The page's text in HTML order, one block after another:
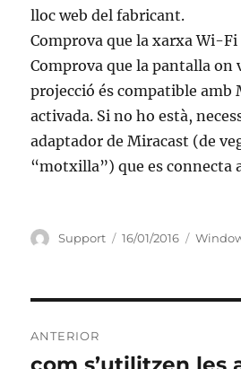
lloc web del fabricant.
Comprova que la xarxa Wi-Fi
Comprova que la pantalla on
projecció és compatible amb
activada. Si no ho està,
adaptador de Miracast (de
“motxilla”) que es connecta
Autor
Support
Publicat
16/01/2016
d'entrades
ANTERIOR
Entrada